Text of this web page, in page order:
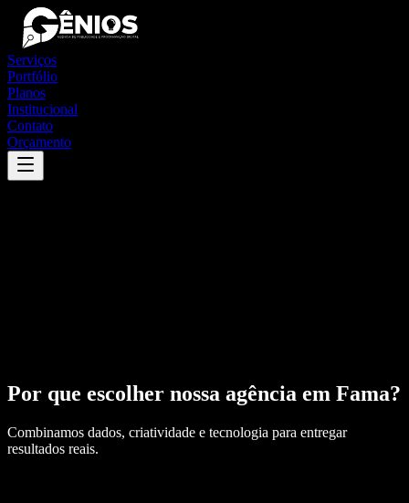
Serviços
Portfólio
Planos
Institucional
Contato
Orçamento
Por que escolher nossa agência em Fama?
Combinamos dados, criatividade e tecnologia para entregar
resultados reais.